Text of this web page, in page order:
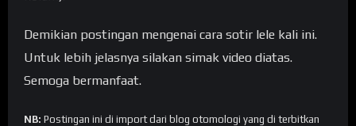
Demikian postingan mengenai cara sotir lele kali ini.
Untuk lebih jelasnya silakan simak video diatas.
Semoga bermanfaat.
NB: Postingan ini di import dari blog otomologi yang di terbitkan